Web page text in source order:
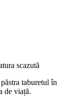
scazută
taburetul în
de viață.